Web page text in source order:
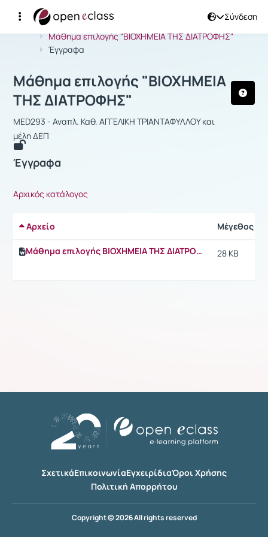
Σύνδεση
Αρχική Σελίδα
Mάθημα επιλογής "ΒΙΟΧΗΜΕΙΑ ΤΗΣ ΔΙΑΤΡΟΦΗΣ"
Έγγραφα
Μάθημα : Mάθημα επιλογής
Mάθημα επιλογής "ΒΙΟΧΗΜΕΙΑ
ΤΗΣ ΔΙΑΤΡΟΦΗΣ"
MED293 - Αναπλ. Καθ. ΑΓΓΕΛΙΚΗ ΤΡΙΑΝΤΑΦΥΛΛΟΥ και
μέλη ΔΕΠ
Έγγραφα
Αρχικός κατάλογος
Αρχείο Μέγεθος
Μάθημα επιλογής ΒΙΟΧΗΜΕΙΑ ΤΗΣ ΔΙΑΤΡΟΦΗΣ.doc 28 KB
ΣχετικάΕπικοινωνίαΕγχειρίδιαΌροι Χρήσης
Πολιτική Απορρήτου
Copyright © 2026 All rights reserved